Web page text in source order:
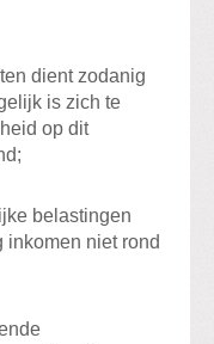
dient zodanig
is zich te
op dit
belastingen
inkomen niet rond